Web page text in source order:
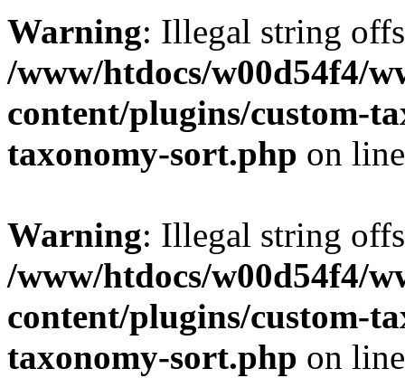
Warning: Illegal string
/www/htdocs/w00d54f4/
content/plugins/custom-
taxonomy-sort.php on
Warning: Illegal string
/www/htdocs/w00d54f4/
content/plugins/custom-
taxonomy-sort.php on